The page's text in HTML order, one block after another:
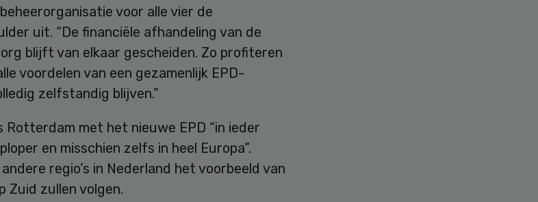
voor alle vier de
uit. “De financiële afhandeling van de
blijft van elkaar gescheiden. Zo profiteren
voordelen van een gezamenlijk EPD-
zelfstandig blijven.”
Rotterdam met het nieuwe EPD “in ieder
en misschien zelfs in heel Europa”.
regio’s in Nederland het voorbeeld van
Zuid zullen volgen.